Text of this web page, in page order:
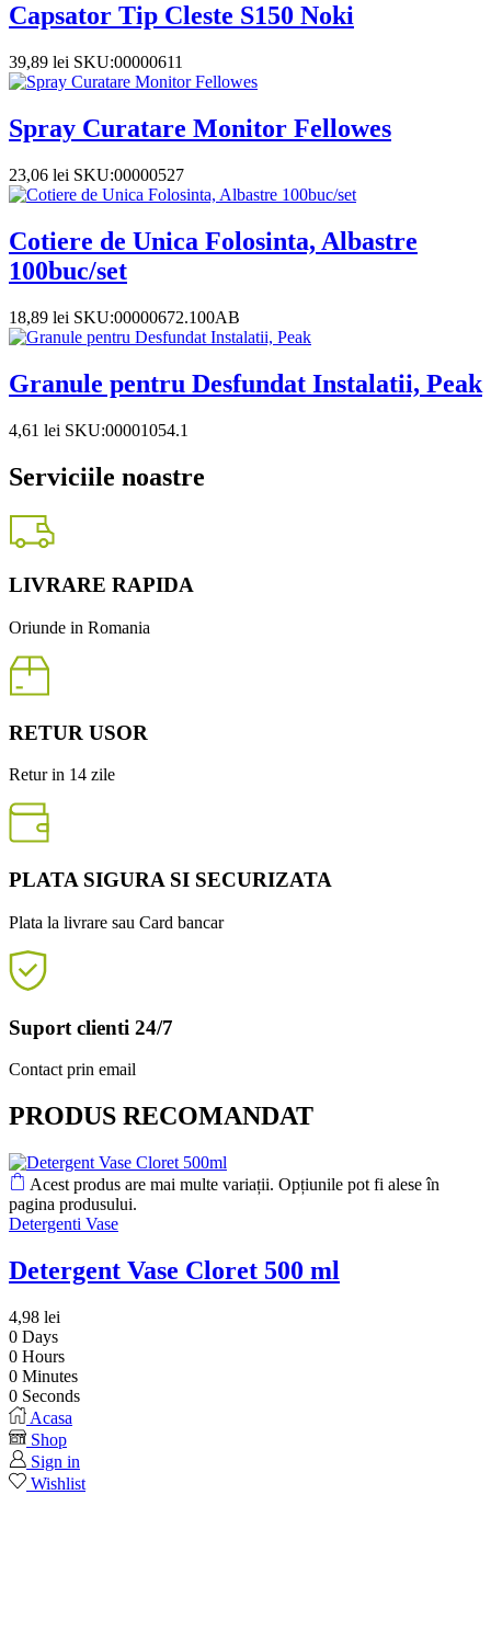
Capsator Tip Cleste S150 Noki
39,89 lei SKU:00000611
Spray Curatare Monitor Fellowes
23,06 lei SKU:00000527
Cotiere de Unica Folosinta, Albastre
100buc/set
18,89 lei SKU:00000672.100AB
Granule pentru Desfundat Instalatii, Peak
4,61 lei SKU:00001054.1
Serviciile noastre
LIVRARE RAPIDA
Oriunde in Romania
RETUR USOR
Retur in 14 zile
PLATA SIGURA SI SECURIZATA
Plata la livrare sau Card bancar
Suport clienti 24/7
Contact prin email
PRODUS RECOMANDAT
Acest produs are mai multe variații. Opțiunile pot fi alese în
pagina produsului.
Detergenti Vase
Detergent Vase Cloret 500 ml
4,98 lei
0 Days
0 Hours
0 Minutes
0 Seconds
Acasa
Shop
Sign in
Wishlist